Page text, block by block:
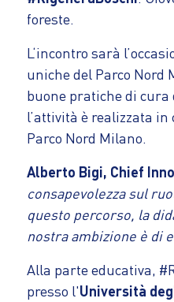
foreste.
L‘incontro sarà
uniche del Parco
buone pratiche di cura
l’attività è realizzata
Parco Nord Milano.
Alberto Bigi, Chief
consapevolezza sul
questo percorso, la
nostra ambizione è di
Alla parte educativa,
presso l'Università